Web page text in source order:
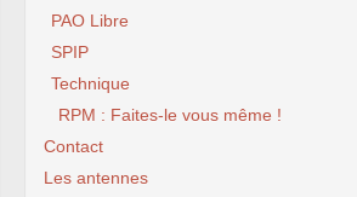
PAO Libre
SPIP
Technique
RPM : Faites-le vous même !
Contact
Les antennes